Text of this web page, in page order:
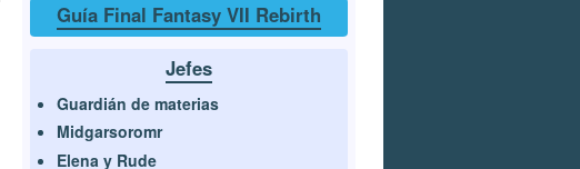
Guía Final Fantasy VII Rebirth
Jefes
Guardián de materias
Midgarsoromr
Elena y Rude